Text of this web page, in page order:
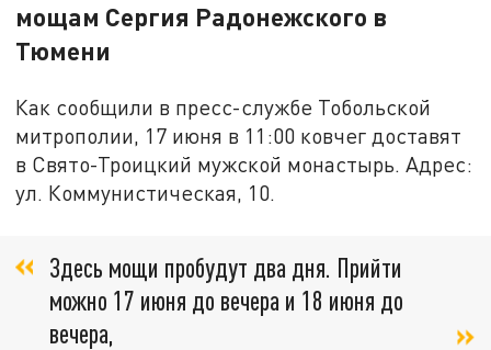
мощам Сергия Радонежского в
Тюмени
Как сообщили в пресс-службе Тобольской
митрополии, 17 июня в 11:00 ковчег доставят
в Свято-Троицкий мужской монастырь. Адрес:
ул. Коммунистическая, 10.
Здесь мощи пробудут два дня. Прийти
можно 17 июня до вечера и 18 июня до
вечера,